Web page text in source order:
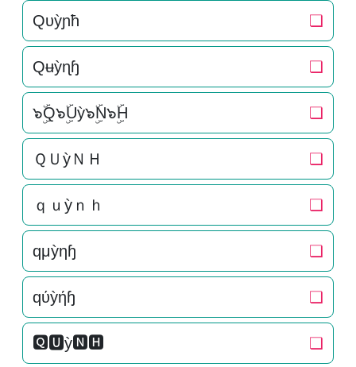
Qυỳɲħ ❏
Qʉỳɳɧ ❏
๖ۣۜQ๖ۣۜUỳ๖ۣۜN๖ۣۜH ❏
ＱＵỳＮＨ ❏
ｑｕỳｎｈ ❏
qμỳηɧ ❏
qύỳήɧ ❏
🆀🆄ỳ🅽🅷 ❏